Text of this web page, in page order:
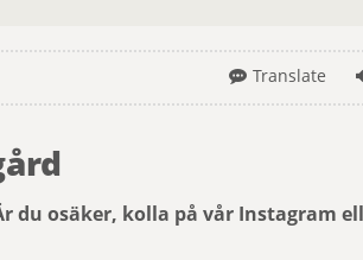
Translate
du osäker, kolla på vår Instagram